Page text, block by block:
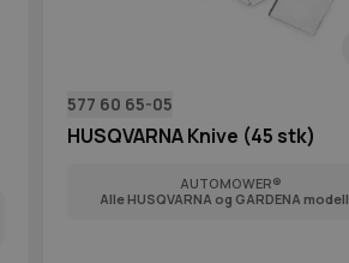
577 60 65-05
HUSQVARNA Knive (45 stk)
AUTOMOWER®
Alle HUSQVARNA og GARDENA